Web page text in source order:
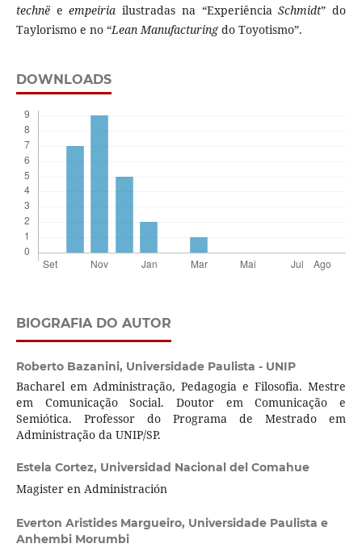
technëeempeiria ilustradas na “ExperiênciaSchmidt” do
Taylorismo e no “Lean Manufacturingdo Toyotismo”.
DOWNLOADS
BIOGRAFIA DO AUTOR
Roberto Bazanini, Universidade Paulista - UNIP
Bacharel em Administração, Pedagogia e Filosofia. Mestre
em Comunicação Social. Doutor em Comunicação e
Semiótica. Professor do Programa de Mestrado em
Administração da UNIP/SP.
Estela Cortez, Universidad Nacional del Comahue
Magister en Administración
Everton Aristides Margueiro, Universidade Paulista e
Anhembi Morumbi